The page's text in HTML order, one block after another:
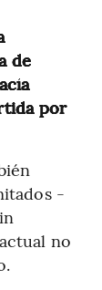
de
por
-
no